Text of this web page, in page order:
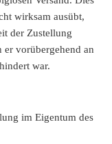
wirksam ausübt,
der Zustellung
er vorübergehend an
war.
im Eigentum des